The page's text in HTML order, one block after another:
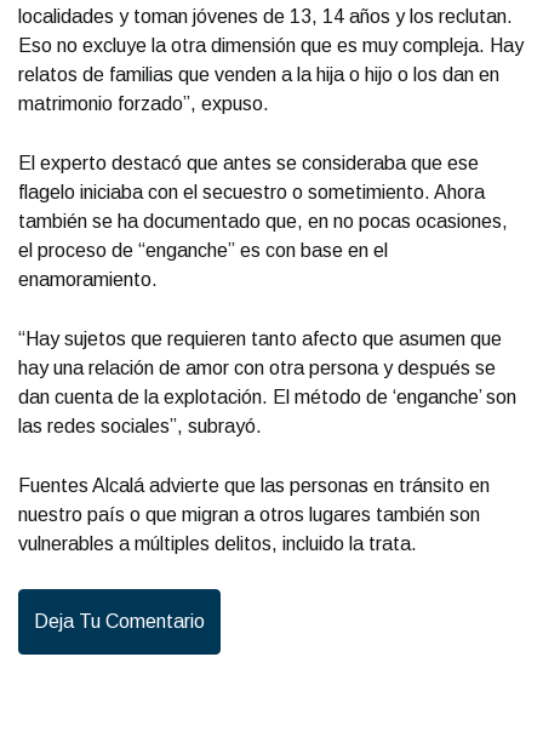
localidades y toman jóvenes de 13, 14 años y los reclutan.
Eso no excluye la otra dimensión que es muy compleja. Hay
relatos de familias que venden a la hija o hijo o los dan en
matrimonio forzado”, expuso.
El experto destacó que antes se consideraba que ese
flagelo iniciaba con el secuestro o sometimiento. Ahora
también se ha documentado que, en no pocas ocasiones,
el proceso de “enganche” es con base en el
enamoramiento.
“Hay sujetos que requieren tanto afecto que asumen que
hay una relación de amor con otra persona y después se
dan cuenta de la explotación. El método de ‘enganche’ son
las redes sociales”, subrayó.
Fuentes Alcalá advierte que las personas en tránsito en
nuestro país o que migran a otros lugares también son
vulnerables a múltiples delitos, incluido la trata.
Deja Tu Comentario